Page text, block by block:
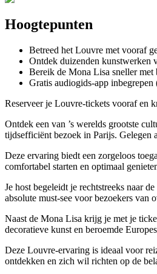
Hoogtepunten
Betreed het Louvre met vooraf
Ontdek duizenden kunstwerken
Bereik de Mona Lisa sneller met
Gratis audiogids-app
Reserveer je Louvre-tickets vooraf en
Ontdek een van ’s werelds grootste
tijdsefficiënt bezoek in Parijs. Gelegen
Deze ervaring biedt een zorgeloos
comfortabel starten en optimaal
Je host begeleidt je rechtstreeks naar
absolute must-see voor bezoekers van
Naast de Mona Lisa krijg je met je
decoratieve kunst en beroemde
Deze Louvre-ervaring is ideaal voor
ontdekken en zich wil richten op de